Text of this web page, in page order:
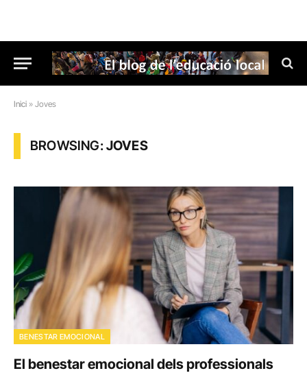
Inici » Joves
BROWSING:JOVES
BENESTAR EMOCIONAL
El benestar emocional dels professionals